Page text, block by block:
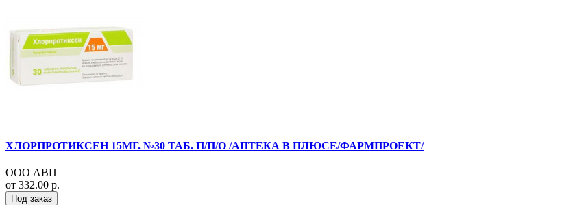
ХЛОРПРОТИКСЕН 15МГ. №30 ТАБ. П/П/О /АПТЕКА В ПЛЮСЕ/ФАРМПРОЕКТ/
ООО АВП
от 332.00 р.
Под заказ